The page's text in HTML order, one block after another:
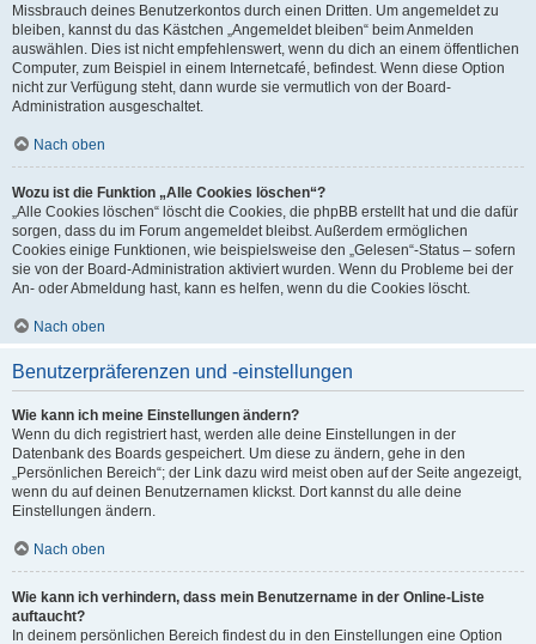
Missbrauch deines Benutzerkontos durch einen Dritten. Um angemeldet zu
bleiben, kannst du das Kästchen „Angemeldet bleiben“ beim Anmelden
auswählen. Dies ist nicht empfehlenswert, wenn du dich an einem öffentlichen
Computer, zum Beispiel in einem Internetcafé, befindest. Wenn diese Option
nicht zur Verfügung steht, dann wurde sie vermutlich von der Board-
Administration ausgeschaltet.
Nach oben
Wozu ist die Funktion „Alle Cookies löschen“?
„Alle Cookies löschen“ löscht die Cookies, die phpBB erstellt hat und die dafür
sorgen, dass du im Forum angemeldet bleibst. Außerdem ermöglichen
Cookies einige Funktionen, wie beispielsweise den „Gelesen“-Status – sofern
sie von der Board-Administration aktiviert wurden. Wenn du Probleme bei der
An- oder Abmeldung hast, kann es helfen, wenn du die Cookies löscht.
Nach oben
Benutzerpräferenzen und -einstellungen
Wie kann ich meine Einstellungen ändern?
Wenn du dich registriert hast, werden alle deine Einstellungen in der
Datenbank des Boards gespeichert. Um diese zu ändern, gehe in den
„Persönlichen Bereich“; der Link dazu wird meist oben auf der Seite angezeigt,
wenn du auf deinen Benutzernamen klickst. Dort kannst du alle deine
Einstellungen ändern.
Nach oben
Wie kann ich verhindern, dass mein Benutzername in der Online-Liste
auftaucht?
In deinem persönlichen Bereich findest du in den Einstellungen eine Option